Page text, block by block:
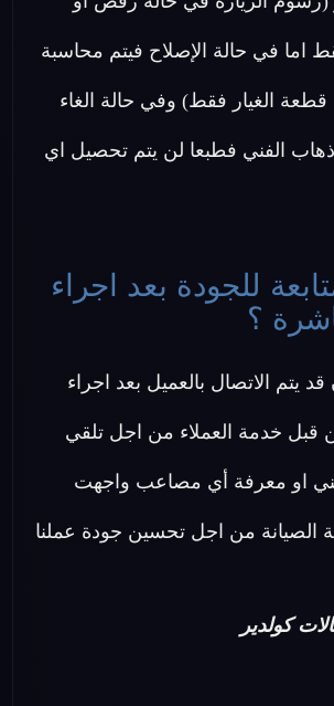
اما في حالة الإصلاح فيتم محاسبة
الغيار فقط) وفي حالة الغاء
الفني فطبعا لن يتم تحصيل اي
للجودة بعد اجراء
؟
يتم الاتصال بالعميل بعد اجراء
قبل خدمة العملاء من اجل تلقي
او معرفة أي مصاعب واجهت
الصيانة من اجل تحسين جودة عملنا
كولدير